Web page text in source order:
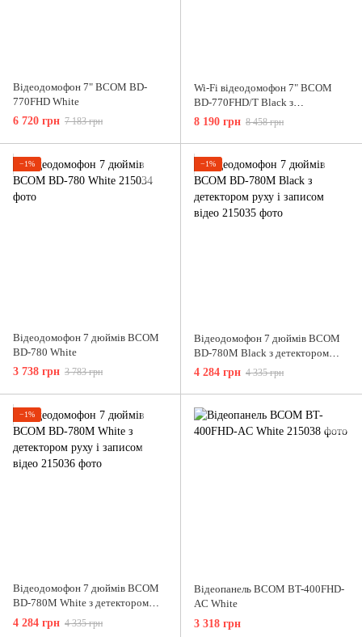
Відеодомофон 7" BCOM BD-
770FHD White
6 720 грн 7 183 грн
Wi-Fi відеодомофон 7" BCOM
BD-770FHD/T Black з
підтримкою Tuya Smart
8 190 грн 8 458 грн
−1%
Відеодомофон 7 дюймів BCOM
BD-780 White
3 738 грн 3 783 грн
−1%
Відеодомофон 7 дюймів BCOM
BD-780M Black з детектором
руху і записом відео
4 284 грн 4 335 грн
−1%
Відеодомофон 7 дюймів BCOM
BD-780M White з детектором
руху і записом відео
4 284 грн 4 335 грн
Відеопанель BCOM BT-400FHD-
AC White
3 318 грн